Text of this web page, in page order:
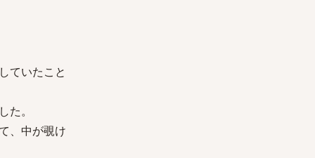
ていたこと
。
、中が覗け